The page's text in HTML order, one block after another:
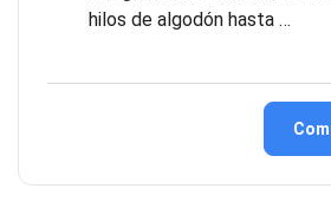
hilos de algodón hasta …